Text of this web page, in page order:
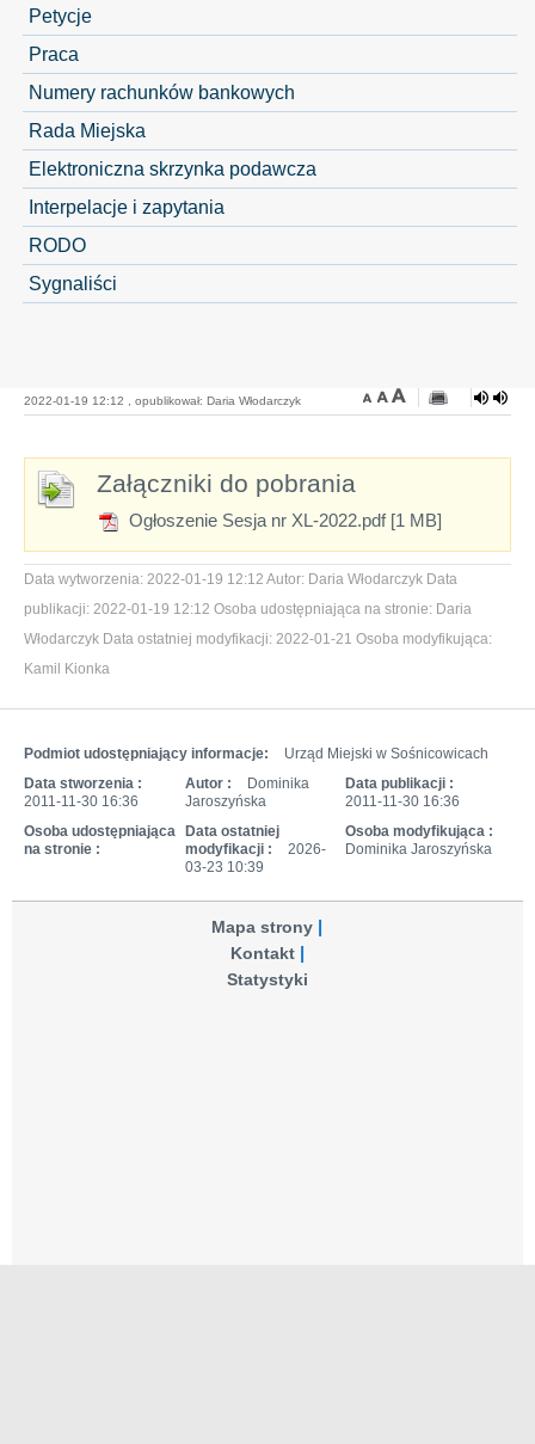
Petycje
Praca
Numery rachunków bankowych
Rada Miejska
Elektroniczna skrzynka podawcza
Interpelacje i zapytania
RODO
Sygnaliści
2022-01-19 12:12 , opublikował: Daria Włodarczyk
Załączniki do pobrania
Ogłoszenie Sesja nr XL-2022.pdf [1 MB]
Data wytworzenia: 2022-01-19 12:12 Autor: Daria Włodarczyk Data
publikacji: 2022-01-19 12:12 Osoba udostępniająca na stronie: Daria
Włodarczyk Data ostatniej modyfikacji: 2022-01-21 Osoba modyfikująca:
Kamil Kionka
Podmiot udostępniający informacje:
Urząd Miejski w Sośnicowicach
Data stworzenia :
2011-11-30 16:36
Autor :
Dominika
Jaroszyńska
Data publikacji :
2011-11-30 16:36
Osoba udostępniająca
na stronie :
Data ostatniej
modyfikacji :
2026-
03-23 10:39
Osoba modyfikująca :
Dominika Jaroszyńska
Mapa strony
Kontakt
Statystyki